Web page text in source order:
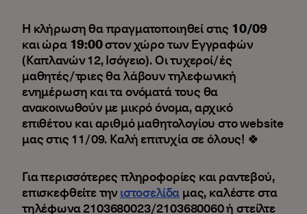
Η κλήρωση θα πραγματοποιηθεί στις 10/09
και ώρα19:00στον χώρο των Εγγραφών
(Καπλανών 12, Ισόγειο). Οι τυχεροί/ές
μαθητές/τριες θα λάβουν τηλεφωνική
ενημέρωση και τα ονόματά τους θα
ανακοινωθούν με μικρό όνομα, αρχικό
επιθέτου και αριθμό μαθητολογίου στο website
μας στις 11/09. Καλή επιτυχία σε όλους! 🍀
Για περισσότερες πληροφορίες και ραντεβού,
επισκεφθείτε τηνιστοσελίδαμας, καλέστε στα
τηλέφωνα 2103680023/2103680060 ή στείλτε